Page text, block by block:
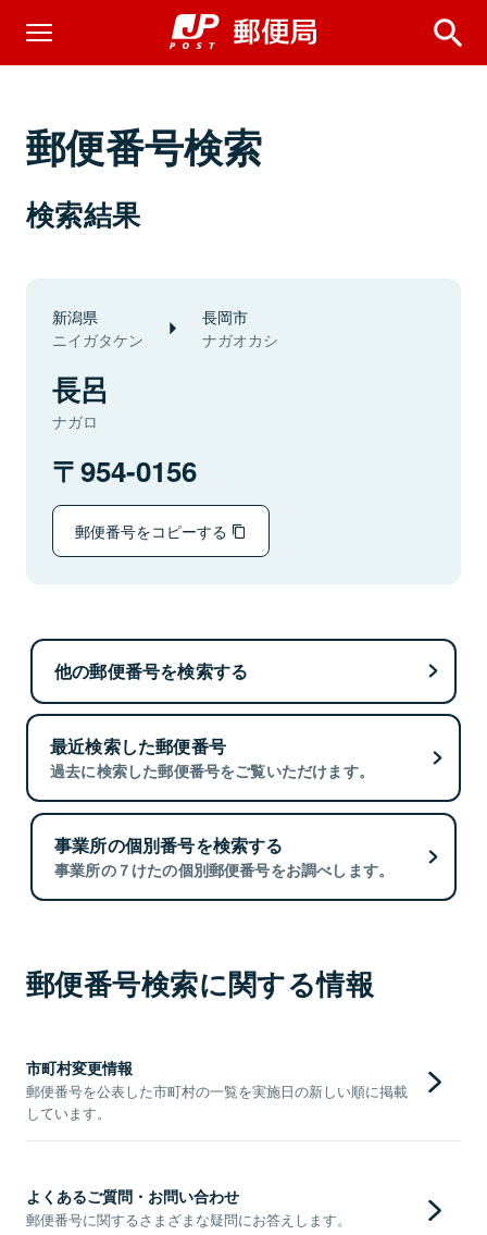
郵便番号検索
検索結果
新潟県
ニイガタケン
長岡市
ナガオカシ
長呂
ナガロ
954-0156
郵便番号をコピーする
他の郵便番号を検索する
最近検索した郵便番号
過去に検索した郵便番号をご覧いただけます。
事業所の個別番号を検索する
事業所の７けたの個別郵便番号をお調べします。
郵便番号検索に関する情報
市町村変更情報
郵便番号を公表した市町村の一覧を実施日の新しい順に掲載
しています。
よくあるご質問・お問い合わせ
郵便番号に関するさまざまな疑問にお答えします。